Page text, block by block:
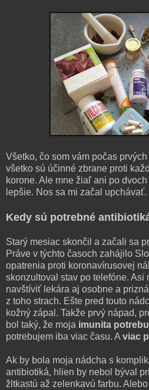
Všetko, čo som vám počas
všetko sú účinné zbrane proti
korone. Ale mne žiaľ ani po
lepšie. Nos sa mi začal
Kedy sú potrebné
Starý mesiac skončil a začali sa
Práve v týchto časoch zahájilo
opatrenia proti koronavírusovej
skonzultoval stav po telefóne. Asi
navštíviť lekára aj osobne a
z toho strach. Ešte pred touto
kožný zápal. Takže prvý nápad,
bol taký, že moja imunita
potrebujem iba viac času. Aviac
Ak by bola moja nádcha s
antibiotiká, hlien by nebol býval
žltkastú až zelenkavú farbu.